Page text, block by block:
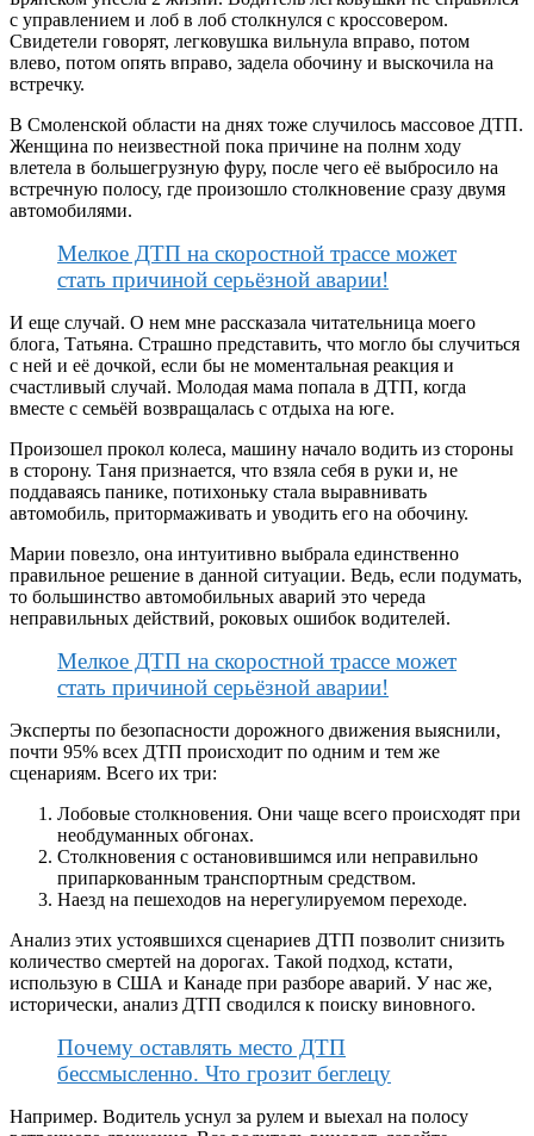
с управлением и лоб в лоб столкнулся с кроссовером.
Свидетели говорят, легковушка вильнула вправо, потом
влево, потом опять вправо, задела обочину и выскочила на
встречку.
В Смоленской области на днях тоже случилось массовое ДТП.
Женщина по неизвестной пока причине на полнм ходу
влетела в большегрузную фуру, после чего её выбросило на
встречную полосу, где произошло столкновение сразу двумя
автомобилями.
Мелкое ДТП на скоростной трассе может
стать причиной серьёзной аварии!
И еще случай. О нем мне рассказала читательница моего
блога, Татьяна. Страшно представить, что могло бы случиться
с ней и её дочкой, если бы не моментальная реакция и
счастливый случай. Молодая мама попала в ДТП, когда
вместе с семьёй возвращалась с отдыха на юге.
Произошел прокол колеса, машину начало водить из стороны
в сторону. Таня признается, что взяла себя в руки и, не
поддаваясь панике, потихоньку стала выравнивать
автомобиль, притормаживать и уводить его на обочину.
Марии повезло, она интуитивно выбрала единственно
правильное решение в данной ситуации. Ведь, если подумать,
то большинство автомобильных аварий это череда
неправильных действий, роковых ошибок водителей.
Мелкое ДТП на скоростной трассе может
стать причиной серьёзной аварии!
Эксперты по безопасности дорожного движения выяснили,
почти 95% всех ДТП происходит по одним и тем же
сценариям. Всего их три:
Лобовые столкновения. Они чаще всего происходят при
необдуманных обгонах.
Столкновения с остановившимся или неправильно
припаркованным транспортным средством.
Наезд на пешеходов на нерегулируемом переходе.
Анализ этих устоявшихся сценариев ДТП позволит снизить
количество смертей на дорогах. Такой подход, кстати,
использую в США и Канаде при разборе аварий. У нас же,
исторически, анализ ДТП сводился к поиску виновного.
Почему оставлять место ДТП
бессмысленно. Что грозит беглецу
Например. Водитель уснул за рулем и выехал на полосу